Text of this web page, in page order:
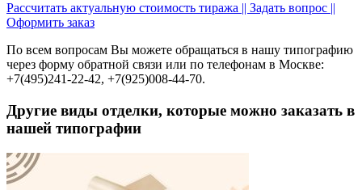
Рассчитать актуальную стоимость тиража || Задать вопрос ||
Оформить заказ
По всем вопросам Вы можете обращаться в нашу типографию
через форму обратной связи или по телефонам в Москве:
+7(495)241-22-42, +7(925)008-44-70.
Другие виды отделки, которые можно заказать в
нашей типографии